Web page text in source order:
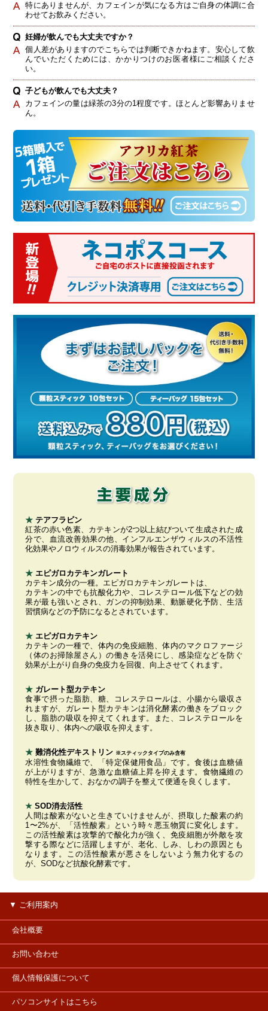
特にありませんが、カフェインが気になる方はご自身の体調に合
わせてお飲みください。
妊婦が飲んでも大丈夫ですか？
個人差がありますのでこちらでは判断できかねます。安心して飲
んでいただくためには、かかりつけのお医者様にご相談くださ
い。
子どもが飲んでも大丈夫？
カフェインの量は緑茶の3分の1程度です。ほとんど影響ありませ
ん。
★ テアフラビン
紅茶の赤い色素、カテキンが2つ以上結びついて生成された成
分で、血流改善効果の他、インフルエンザウィルスの不活性
化効果やノロウィルスの消毒効果が報告されています。
★ エピガロカテキンガレート
カテキン成分の一種。エピガロカテキンガレートは、
カテキンの中でも抗酸化力や、コレステロール低下などの効
果が最も強いとされ、ガンの抑制効果、動脈硬化予防、生活
習慣病などの予防になるとされています。
★ エピガロカテキン
カテキンの一種で、体内の免疫細胞、体内のマクロファージ
（体のお掃除屋さん）の働きを活発にし、感染症などを防ぐ
効果が上がり自身の免疫力を回復、向上させてくれます。
★ ガレート型カテキン
食事で摂った脂肪、糖、コレステロールは、小腸から吸収さ
れますが、ガレート型カテキンは消化酵素の働きをブロック
し、脂肪の吸収を抑えてくれます。また、コレステロールを
抜き取り、体内への吸収を抑えます。
★ 難消化性デキストリン ※スティックタイプのみ含有
水溶性食物繊維で、「特定保健用食品」です。食後は血糖値
が上がりますが、急激な血糖値上昇を抑えます。食物繊維の
特性を生かして、おなかの調子を整えて便通を良くします。
★ SOD消去活性
人間は酸素がないと生きていけませんが、摂取した酸素の約
1〜2%が、「活性酸素」という時々悪玉物質に変化します。
この活性酸素は攻撃的で酸化力が強く、免疫細胞が外敵を攻
撃する際などに活躍しますが、老化、しみ、しわの原因とも
なります。この活性酸素が悪さをしないよう無力化するの
が、SODなど抗酸化酵素です。
▼ ご利用案内
・特定商取引法に基づく表記
・商品のお届けについて
・お支払いについて
・送料について
会社概要
お問い合わせ
個人情報保護について
パソコンサイトはこちら